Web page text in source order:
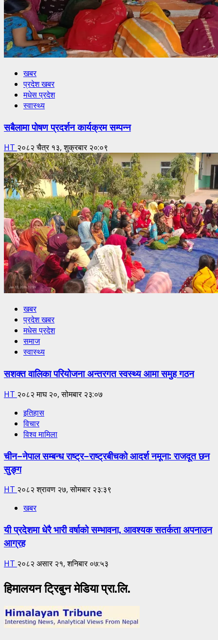
खबर
प्रदेश खबर
मधेस प्रदेश
स्वास्थ्य
सबैलामा पोषण प्रदर्शन कार्यक्रम सम्पन्न
HT २०८२ चैत्र १३, शुक्रबार २०:०९
खबर
प्रदेश खबर
मधेस प्रदेश
समाज
स्वास्थ्य
सशक्त वालिका परियोजना अन्तरगत स्वस्थ्य आमा समुह गठन
HT २०८२ माघ २०, सोमबार २३:०७
इतिहास
विचार
विश्व मामिला
चीन–नेपाल सम्बन्ध राष्ट्र–राष्ट्रबीचको आदर्श नमूना: राजदूत छन
सुङ्ग
HT २०८२ श्रावण २७, सोमबार २३:३९
खबर
यी प्रदेशमा धेरै भारी वर्षाको सम्भावना, आवश्यक सतर्कता अपनाउन
आग्रह
HT २०८२ असार २१, शनिबार ०७:५३
हिमालयन ट्रिबुन मेडिया प्रा.लि.